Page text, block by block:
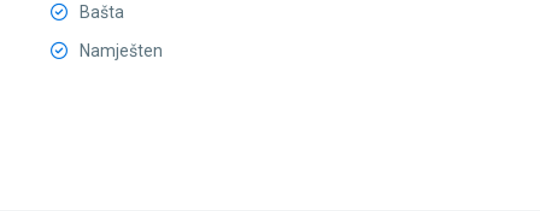
Bašta
Namješten